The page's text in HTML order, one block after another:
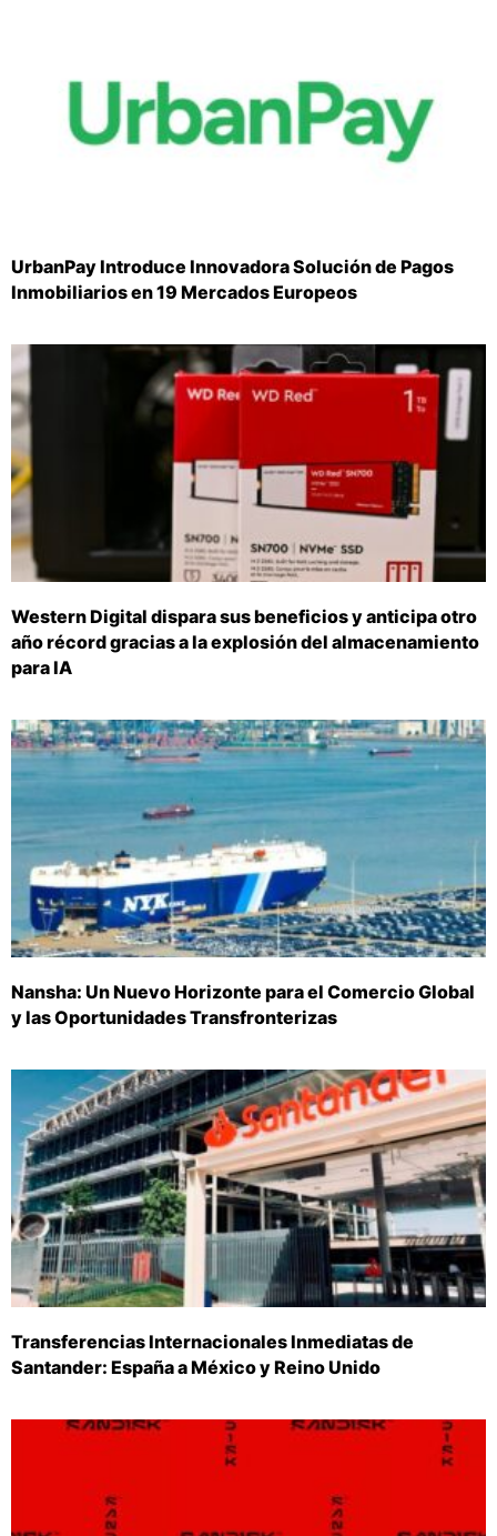
UrbanPay Introduce Innovadora Solución de Pagos
Inmobiliarios en 19 Mercados Europeos
Western Digital dispara sus beneficios y anticipa otro
año récord gracias a la explosión del almacenamiento
para IA
Nansha: Un Nuevo Horizonte para el Comercio Global
y las Oportunidades Transfronterizas
Transferencias Internacionales Inmediatas de
Santander: España a México y Reino Unido